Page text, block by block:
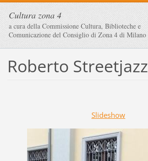
Cultura zona 4
a cura della Commissione Cultura, Biblioteche e
Comunicazione del Consiglio di Zona 4 di Milano
Roberto Streetjazz
Slideshow